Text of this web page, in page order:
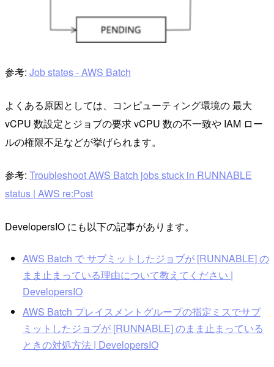
参考: Job states - AWS Batch
よくある原因としては、コンピューティング環境の 最大
vCPU 数設定とジョブの要求 vCPU 数の不一致や IAM ロー
ルの権限不足などが挙げられます。
参考: Troubleshoot AWS Batch jobs stuck in RUNNABLE
status | AWS re:Post
DevelopersIO にも以下の記事があります。
AWS Batch で サブミットしたジョブが [RUNNABLE] の
まま止まっている理由について教えてください |
DevelopersIO
AWS Batch プレイスメントグループの指定ミスでサブ
ミットしたジョブが [RUNNABLE] のまま止まっている
ときの対処方法 | DevelopersIO